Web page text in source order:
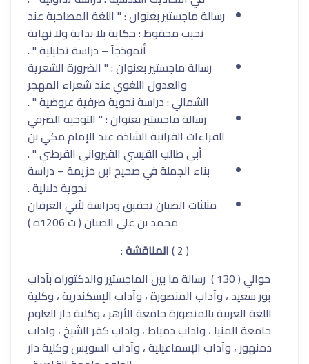
رسالة ماجستير بعنوان : " اللغة المصاحبة عند
نجيب محفوظ : حكاية بلا بداية ولا نهاية
أنموذجاً – دراسة تحليلية " .
رسالة ماجستير بعنوان : " الضرورة الشعرية
والعدول اللغوي عند شعراء المهجر
الشمالي : دراسة نحوية صرفية عروضية " .
رسالة ماجستير بعنوان : " التوجيه الصرفي
للقراءات القرآنية الشاذة عند الإمام مكي بن
أبي طالب القيسي القيرواني القرطبي " .
بناء الجملة في صحيح ابن خزيمة – دراسة
نحوية دلالية .
مثلثات الصبان تحقيق ودراسة لأبي العرفان
محمد بن علي الصبان ( ت 1206ه )
( 2 )
المناقشة:
حوالي ( 130 ) رسالة ما بين الماجستير والدكتوراه بآداب
بور سعيد ، وآداب المنصورة ، وآداب الإسكندرية ، وكلية
اللغة العربية بالمنصورة جامعة الأزهر ، وكلية دار العلوم
جامعة المنيا ، وآداب دمياط ، وآداب كفر الشيخ ، وآداب
دمنهور ، وآداب الإسماعيلية ، وآداب السويس وكلية دار